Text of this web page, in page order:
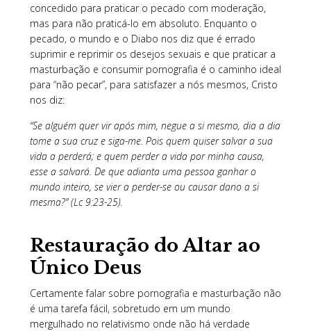
concedido para praticar o pecado com moderação,
mas para não praticá-lo em absoluto. Enquanto o
pecado, o mundo e o Diabo nos diz que é errado
suprimir e reprimir os desejos sexuais e que praticar a
masturbação e consumir pornografia é o caminho ideal
para “não pecar”, para satisfazer a nós mesmos, Cristo
nos diz:
“Se alguém quer vir após mim, negue a si mesmo, dia a dia
tome a sua cruz e siga-me. Pois quem quiser salvar a sua
vida a perderá; e quem perder a vida por minha causa,
esse a salvará. De que adianta uma pessoa ganhar o
mundo inteiro, se vier a perder-se ou causar dano a si
mesma?” (Lc 9:23-25).
Restauração do Altar ao
Único Deus
Certamente falar sobre pornografia e masturbação não
é uma tarefa fácil, sobretudo em um mundo
mergulhado no relativismo onde não há verdade